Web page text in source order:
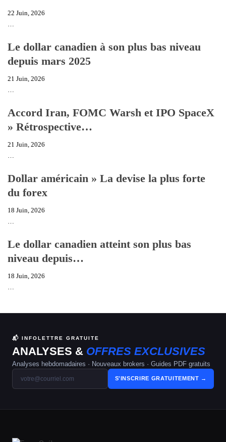
22 Juin, 2026
Le dollar canadien à son plus bas niveau
depuis mars 2025
21 Juin, 2026
Accord Iran, FOMC Warsh et IPO SpaceX
» Rétrospective…
21 Juin, 2026
Dollar américain » La devise la plus forte
du forex
18 Juin, 2026
Le dollar canadien atteint son plus bas
niveau depuis…
18 Juin, 2026
📬 INFOLETTRE GRATUITE
ANALYSES & OFFRES EXCLUSIVES
Analyses hebdomadaires · Nouveaux brokers · Guides PDF gratuits
S'INSCRIRE GRATUITEMENT →